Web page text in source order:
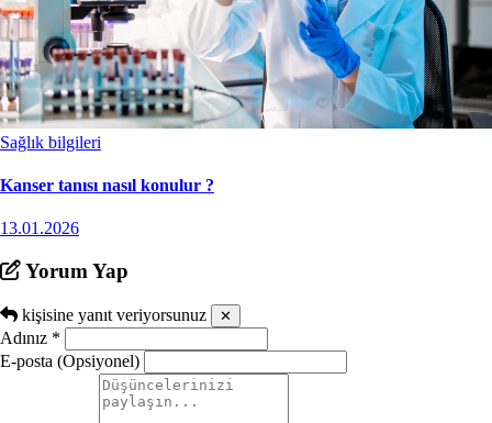
Sağlık bilgileri
Kanser tanısı nasıl konulur ?
13.01.2026
Yorum Yap
kişisine yanıt veriyorsunuz ✕
Adınız *
E-posta (Opsiyonel)